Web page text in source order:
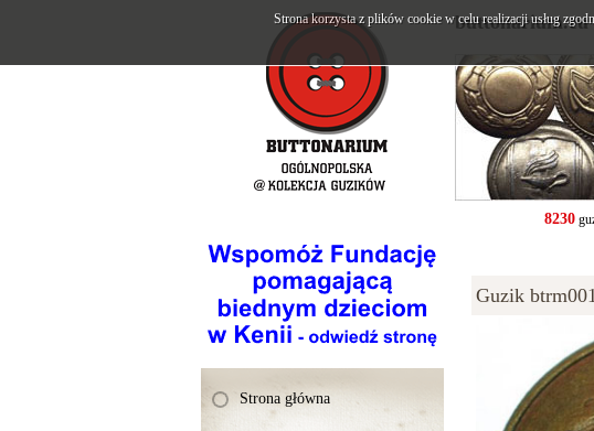
Strona główna
buttonarium.eu
8230
Guzik
Strona korzysta z plików cookie w celu realizacji usług